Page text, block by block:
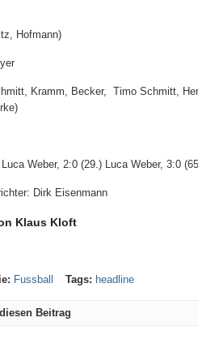
Hofmann)
Kramm, Becker, Timo Schmitt,
Weber, 2:0 (29.) Luca Weber, 3:0
Dirk Eisenmann
Klaus Kloft
Fussball Tags: headline
Beitrag